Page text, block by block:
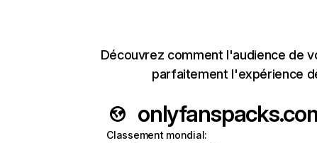
Découvrez comment l'audience de
parfaitement l'expérience
Classement mondial: